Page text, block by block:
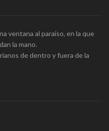
ventana al paraíso, en la que
la mano.
de dentro y fuera de la